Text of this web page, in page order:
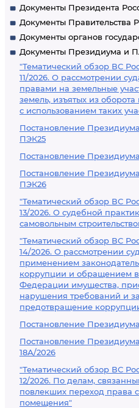
Документы Президента
Документы Правительства
Документы органов
Документы Президиума и
"Тематический обзор ВС
11/2026. О рассмотрении
правами на земельные
земель, изъятых из
с использованием таких
Постановление
ПЭК25
Постановление
Постановление
ПЭК26
"Тематический обзор ВС
13/2026. О судебной
самовольным
"Тематический обзор ВС
14/2026. О рассмотрении
применением
коррупции и обращением в
Федерации имущества,
нарушения требований и
предотвращение
Постановление
Постановление
18А/2026
"Тематический обзор ВС
12/2026. По делам,
повлекших переход права
помещения"